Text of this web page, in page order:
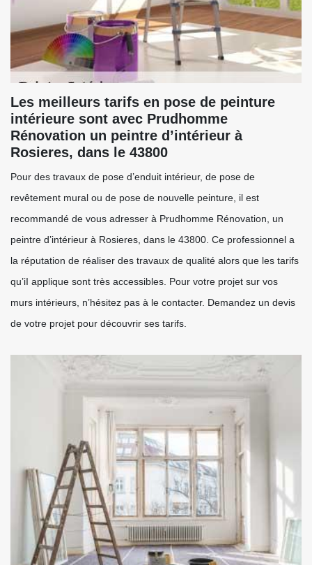
Les meilleurs tarifs en pose de peinture
intérieure sont avec Prudhomme
Rénovation un peintre d’intérieur à
Rosieres, dans le 43800
Pour des travaux de pose d’enduit intérieur, de pose de
revêtement mural ou de pose de nouvelle peinture, il est
recommandé de vous adresser à Prudhomme Rénovation, un
peintre d’intérieur à Rosieres, dans le 43800. Ce professionnel a
la réputation de réaliser des travaux de qualité alors que les tarifs
qu’iI applique sont très accessibles. Pour votre projet sur vos
murs intérieurs, n’hésitez pas à le contacter. Demandez un devis
de votre projet pour découvrir ses tarifs.